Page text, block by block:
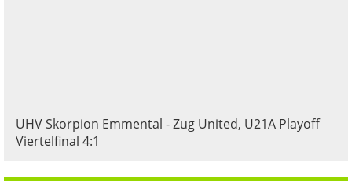
UHV Skorpion Emmental - Zug United, U21A Playoff
Viertelfinal 4:1